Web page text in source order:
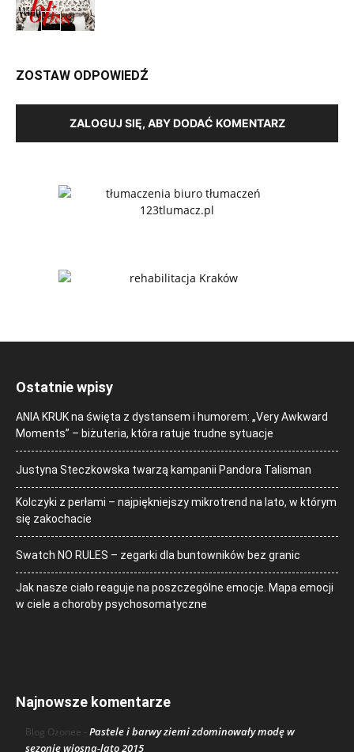
ZOSTAW ODPOWIEDŹ
ZALOGUJ SIĘ, ABY DODAĆ KOMENTARZ
Ostatnie wpisy
ANIA KRUK na święta z dystansem i humorem: „Very Awkward
Moments” – biżuteria, która ratuje trudne sytuacje
Justyna Steczkowska twarzą kampanii Pandora Talisman
Kolczyki z perłami – najpiękniejszy mikrotrend na lato, w którym
się zakochacie
Swatch NO RULES – zegarki dla buntowników bez granic
Jak nasze ciało reaguje na poszczególne emocje. Mapa emocji
w ciele a choroby psychosomatyczne
Najnowsze komentarze
Blog Ozonee - Pastele i barwy ziemi zdominowały modę w
sezonie wiosna-lato 2015